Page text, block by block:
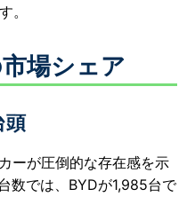
。
場シェア
頭
ーが圧倒的な存在感を示
数では、BYDが1,985台で